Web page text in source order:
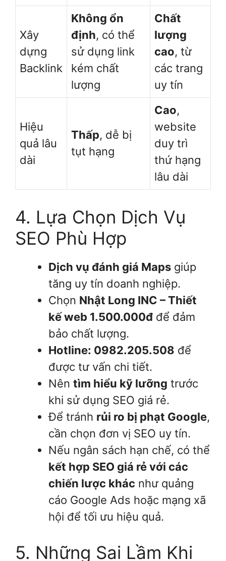
Xây
dựng
Backlink
Không ổn
định, có thể
sử dụng link
kém chất
lượng
Chất
lượng
cao, từ
các trang
uy tín
Hiệu
quả lâu
dài
Thấp, dễ bị
tụt hạng
Cao,
website
duy trì
thứ hạng
lâu dài
4. Lựa Chọn Dịch Vụ
SEO Phù Hợp
Dịch vụ đánh giá Maps giúp
tăng uy tín doanh nghiệp.
Chọn Nhật Long INC – Thiết
kế web 1.500.000đ để đảm
bảo chất lượng.
Hotline: 0982.205.508 để
được tư vấn chi tiết.
Nên tìm hiểu kỹ lưỡng trước
khi sử dụng SEO giá rẻ.
Để tránh rủi ro bị phạt Google,
cần chọn đơn vị SEO uy tín.
Nếu ngân sách hạn chế, có thể
kết hợp SEO giá rẻ với các
chiến lược khác như quảng
cáo Google Ads hoặc mạng xã
hội để tối ưu hiệu quả.
5. Những Sai Lầm Khi